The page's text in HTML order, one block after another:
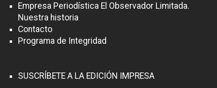
Empresa Periodística El Observador Limitada.
Nuestra historia
Contacto
Programa de Integridad
SUSCRÍBETE A LA EDICIÓN IMPRESA